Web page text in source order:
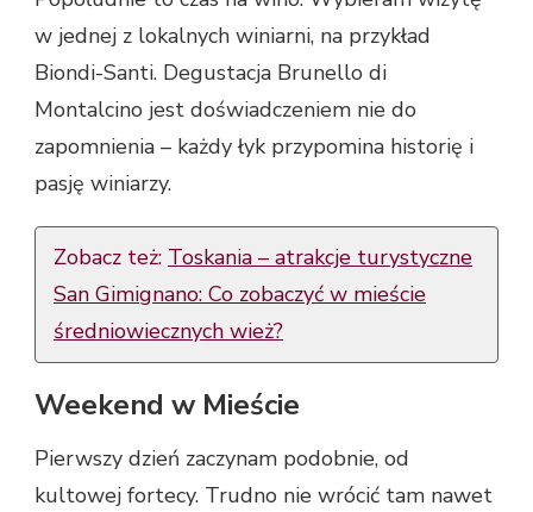
w jednej z lokalnych winiarni, na przykład
Biondi-Santi. Degustacja Brunello di
Montalcino jest doświadczeniem nie do
zapomnienia – każdy łyk przypomina historię i
pasję winiarzy.
Zobacz też: Toskania – atrakcje turystyczne
San Gimignano: Co zobaczyć w mieście
średniowiecznych wież?
Weekend w Mieście
Pierwszy dzień zaczynam podobnie, od
kultowej fortecy. Trudno nie wrócić tam nawet